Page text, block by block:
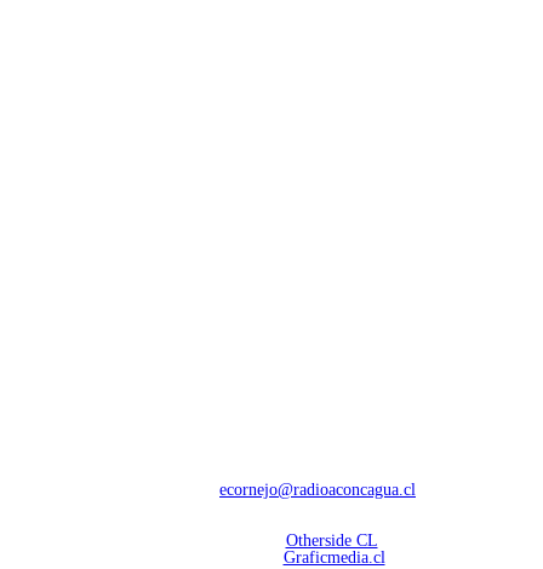
ecornejo@radioaconcagua.cl
Otherside CL
Graficmedia.cl